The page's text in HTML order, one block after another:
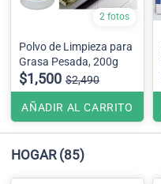
2 fotos
Polvo de Limpieza para
Grasa Pesada, 200g
$1,500 $2,490
AÑADIR AL CARRITO
HOGAR (85)